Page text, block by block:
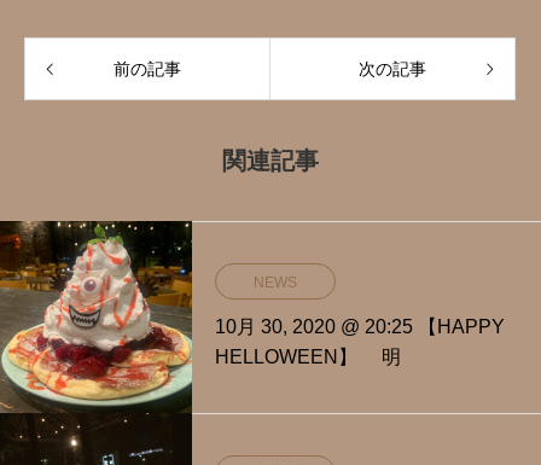
前の記事 次の記事
関連記事
NEWS
10月 30, 2020 @ 20:25 【HAPPY
HELLOWEEN】 明